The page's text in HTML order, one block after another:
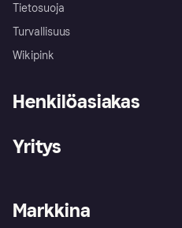
Tietosuoja
Turvallisuus
Wikipink
Henkilöasiakas
Kirjaudu sisään
Tutustu kauppoihin
Yritys
Kirjaudu sisään yrityksenä
Markkina